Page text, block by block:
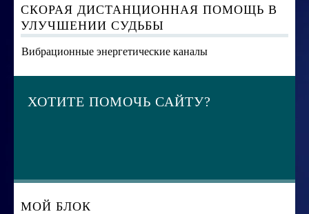
СКОРАЯ ДИСТАНЦИОННАЯ ПОМОЩЬ В
УЛУЧШЕНИИ СУДЬБЫ
Вибрационные энергетические каналы
ХОТИТЕ ПОМОЧЬ САЙТУ?
МОЙ БЛОК